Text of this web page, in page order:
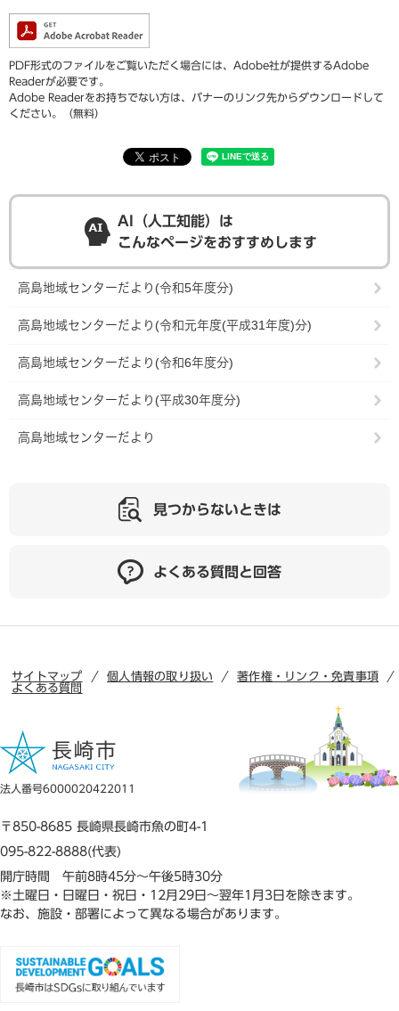
PDF形式のファイルをご覧いただく場合には、Adobe社が提供するAdobe
Readerが必要です。
Adobe Readerをお持ちでない方は、バナーのリンク先からダウンロードして
ください。（無料）
AI（人工知能）は
こんなページをおすすめします
高島地域センターだより(令和5年度分)
高島地域センターだより(令和元年度(平成31年度)分)
高島地域センターだより(令和6年度分)
高島地域センターだより(平成30年度分)
高島地域センターだより
見つからないときは
よくある質問と回答
サイトマップ 個人情報の取り扱い
著作権・リンク・免責事項
よくある質問
法人番号6000020422011
〒850-8685 長崎県長崎市魚の町4-1
095-822-8888(代表)
開庁時間 午前8時45分～午後5時30分
※土曜日・日曜日・祝日・12月29日～翌年1月3日を除きます。
なお、施設・部署によって異なる場合があります。